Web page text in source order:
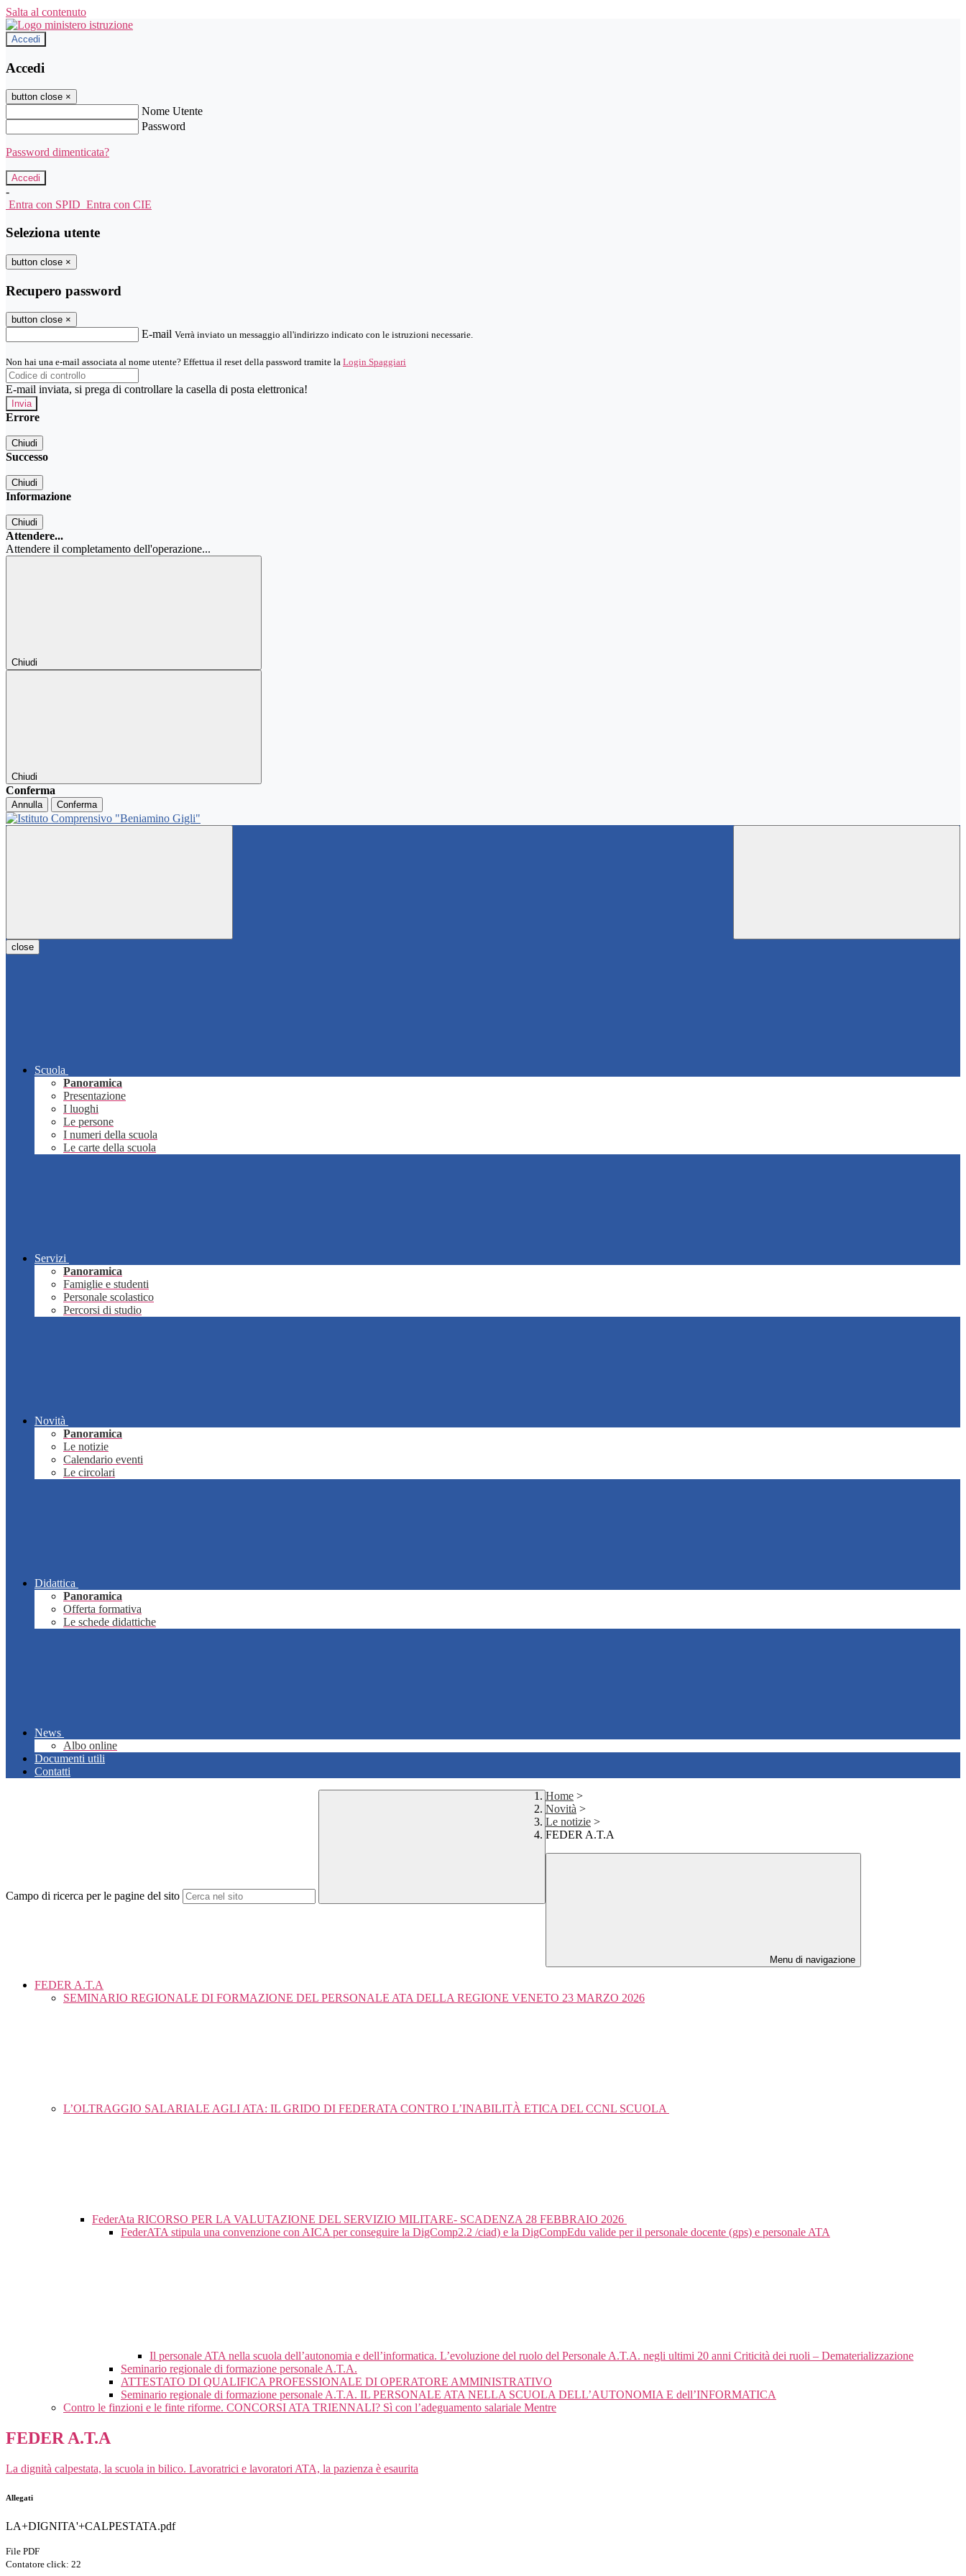
Salta al contenuto
Accedi
Accedi
button close ×
Nome Utente
Password
Password dimenticata?
-
Entra con SPID Entra con CIE
Seleziona utente
button close ×
Recupero password
button close ×
E-mail Verrà inviato un messaggio all'indirizzo indicato con le istruzioni necessarie.
Non hai una e-mail associata al nome utente? Effettua il reset della password tramite la Login Spaggiari
E-mail inviata, si prega di controllare la casella di posta elettronica!
Errore
Chiudi
Successo
Chiudi
Informazione
Chiudi
Attendere...
Attendere il completamento dell'operazione...
Chiudi
Chiudi
Conferma
Annulla Conferma
close
Scuola
Panoramica
Presentazione
I luoghi
Le persone
I numeri della scuola
Le carte della scuola
Servizi
Panoramica
Famiglie e studenti
Personale scolastico
Percorsi di studio
Novità
Panoramica
Le notizie
Calendario eventi
Le circolari
Didattica
Panoramica
Offerta formativa
Le schede didattiche
News
Albo online
Documenti utili
Contatti
Campo di ricerca per le pagine del sito
Home >
Novità >
Le notizie >
FEDER A.T.A
Menu di navigazione
FEDER A.T.A
SEMINARIO REGIONALE DI FORMAZIONE DEL PERSONALE ATA DELLA REGIONE VENETO 23 MARZO 2026
L’OLTRAGGIO SALARIALE AGLI ATA: IL GRIDO DI FEDERATA CONTRO L’INABILITÀ ETICA DEL CCNL SCUOLA
FederAta RICORSO PER LA VALUTAZIONE DEL SERVIZIO MILITARE- SCADENZA 28 FEBBRAIO 2026
FederATA stipula una convenzione con AICA per conseguire la DigComp2.2 /ciad) e la DigCompEdu valide per il personale docente (gps) e personale ATA
Il personale ATA nella scuola dell’autonomia e dell’informatica. L’evoluzione del ruolo del Personale A.T.A. negli ultimi 20 anni Criticità dei ruoli – Dematerializzazione
Seminario regionale di formazione personale A.T.A.
ATTESTATO DI QUALIFICA PROFESSIONALE DI OPERATORE AMMINISTRATIVO
Seminario regionale di formazione personale A.T.A. IL PERSONALE ATA NELLA SCUOLA DELL’AUTONOMIA E dell’INFORMATICA
Contro le finzioni e le finte riforme. CONCORSI ATA TRIENNALI? Sì con l’adeguamento salariale Mentre
FEDER A.T.A
La dignità calpestata, la scuola in bilico. Lavoratrici e lavoratori ATA, la pazienza è esaurita
Allegati
LA+DIGNITA'+CALPESTATA.pdf
File PDF
Contatore click: 22